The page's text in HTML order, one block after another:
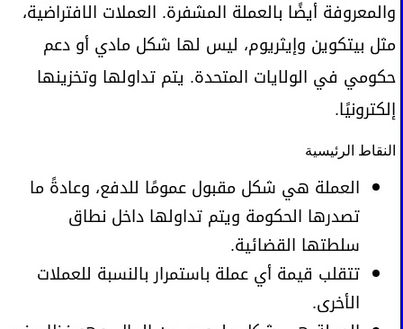
والمعروفة أيضًا بالعملة المشفرة. العملات الافتراضية،
مثل بيتكوين وإيثريوم، ليس لها شكل مادي أو دعم
حكومي في الولايات المتحدة. يتم تداولها وتخزينها
إلكترونيًا.
النقاط الرئيسية
العملة هي شكل مقبول عمومًا للدفع، وعادةً ما
تصدرها الحكومة ويتم تداولها داخل نطاق
سلطتها القضائية.
تتقلب قيمة أي عملة باستمرار بالنسبة للعملات
الأخرى.